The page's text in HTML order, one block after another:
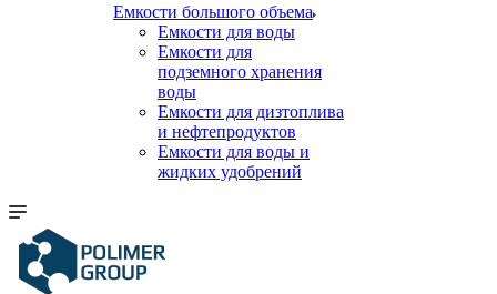
Емкости большого объема
Емкости для воды
Емкости для
подземного хранения
воды
Емкости для дизтоплива
и нефтепродуктов
Емкости для воды и
жидких удобрений